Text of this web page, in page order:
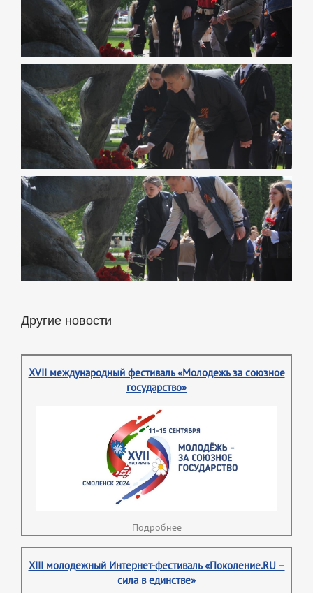
Другие новости
XVII международный фестиваль «Молодежь за союзное
государство»
Подробнее
XIII молодежный Интернет-фестиваль «Поколение.RU –
сила в единстве»